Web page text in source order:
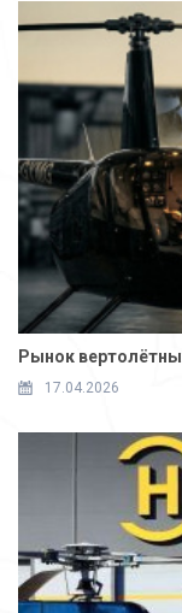
Рынок
17.04.2026